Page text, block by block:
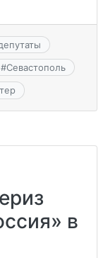
#Севастополь
в